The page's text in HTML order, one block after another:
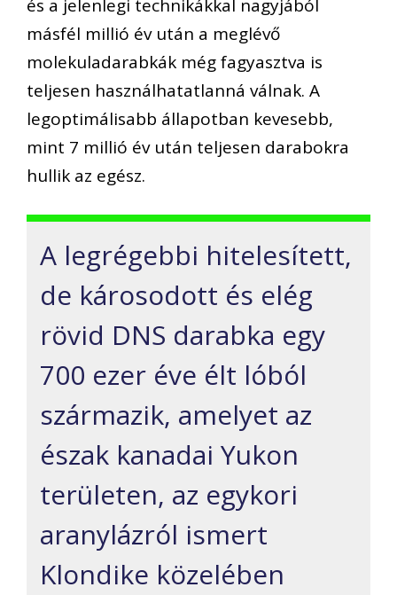
és a jelenlegi technikákkal nagyjából
másfél millió év után a meglévő
molekuladarabkák még fagyasztva is
teljesen használhatatlanná válnak. A
legoptimálisabb állapotban kevesebb,
mint 7 millió év után teljesen darabokra
hullik az egész.
A legrégebbi hitelesített,
de károsodott és elég
rövid DNS darabka egy
700 ezer éve élt lóból
származik, amelyet az
észak kanadai Yukon
területen, az egykori
aranylázról ismert
Klondike közelében